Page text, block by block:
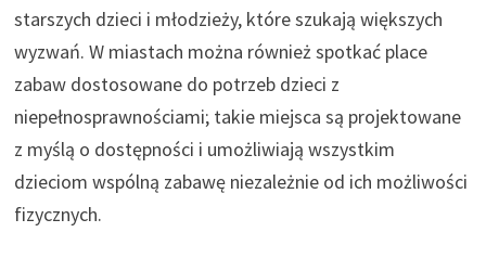
starszych dzieci i młodzieży, które szukają większych
wyzwań. W miastach można również spotkać place
zabaw dostosowane do potrzeb dzieci z
niepełnosprawnościami; takie miejsca są projektowane
z myślą o dostępności i umożliwiają wszystkim
dzieciom wspólną zabawę niezależnie od ich możliwości
fizycznych.